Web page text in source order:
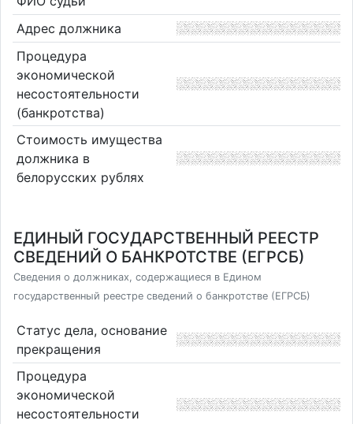
Адрес должника
Процедура
экономической
несостоятельности
(банкротства)
Стоимость имущества
должника в
белорусских рублях
ЕДИНЫЙ ГОСУДАРСТВЕННЫЙ РЕЕСТР
СВЕДЕНИЙ О БАНКРОТСТВЕ (ЕГРСБ)
Сведения о должниках, содержащиеся в Едином
государственный реестре сведений о банкротстве (ЕГРСБ)
Статус дела, основание
прекращения
Процедура
экономической
несостоятельности